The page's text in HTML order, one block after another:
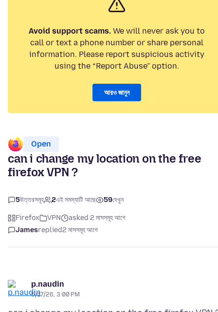
Avoid support scams. We will never ask you to
call or text a phone number or share personal
information. Please report suspicious activity
using the “Report Abuse” option.
আরও জানুন
Open
can i change my location on the free
firefox VPN ?
5উত্তরসমূহ 2এই সমস্যাটি আছে 59দেখুন
Firefox VPN
asked 2 মাসসমূহ আগে
Jamesreplied2 মাসসমূহ আগে
p.naudin
5/17/26, 3:00 PM